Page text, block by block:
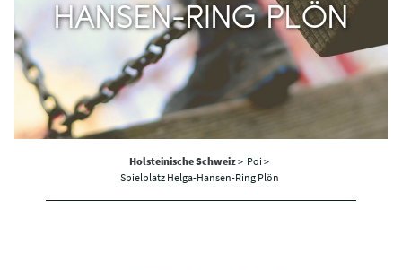
HANSEN-RING PLÖN
Holsteinische Schweiz> Poi >
Spielplatz Helga-Hansen-Ring Plön